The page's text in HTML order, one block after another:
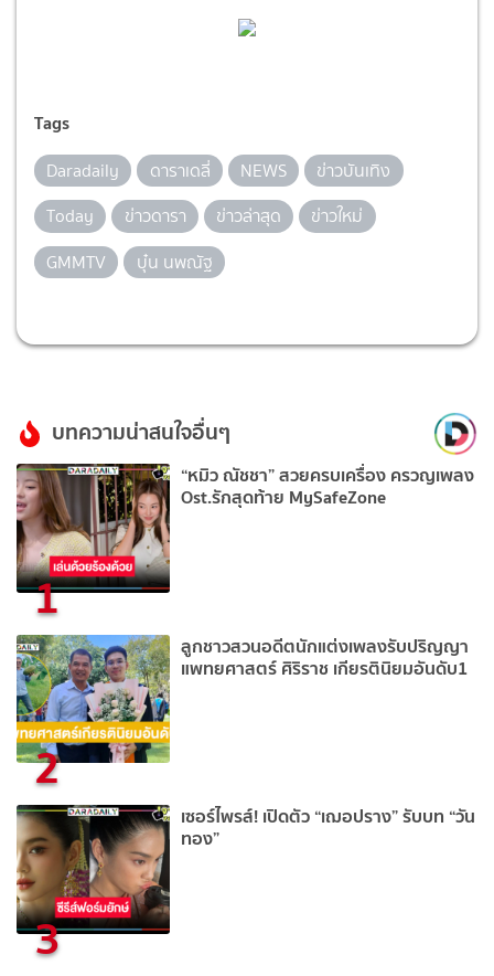
Tags
Daradaily ดาราเดลี่ NEWS
ข่าวบันเทิง
Today
ข่าวดารา ข่าวล่าสุด
ข่าวใหม่
GMMTV
บุ๋น นพณัฐ
บทความน่าสนใจอื่นๆ
1
“หมิว ณัชชา” สวยครบเครื่อง ครวญเพลง
Ost.รักสุดท้าย MySafeZone
2
ลูกชาวสวนอดีตนักแต่งเพลงรับปริญญา
แพทยศาสตร์ ศิริราช เกียรตินิยมอันดับ1
3
เซอร์ไพรส์! เปิดตัว “เฌอปราง” รับบท “วัน
ทอง”